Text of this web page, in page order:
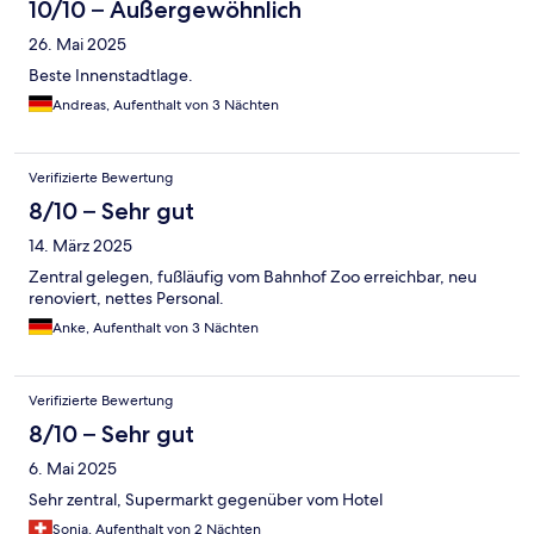
10/10 – Außergewöhnlich
26. Mai 2025
Beste Innenstadtlage.
Andreas, Aufenthalt von 3 Nächten
Verifizierte Bewertung
8/10 – Sehr gut
14. März 2025
Zentral gelegen, fußläufig vom Bahnhof Zoo erreichbar, neu
renoviert, nettes Personal.
Anke, Aufenthalt von 3 Nächten
Verifizierte Bewertung
8/10 – Sehr gut
6. Mai 2025
Sehr zentral, Supermarkt gegenüber vom Hotel
Sonja, Aufenthalt von 2 Nächten